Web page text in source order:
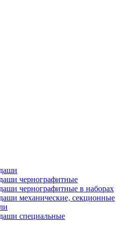
чернографитные
чернографитные в наборах
механические, секционные
специальные